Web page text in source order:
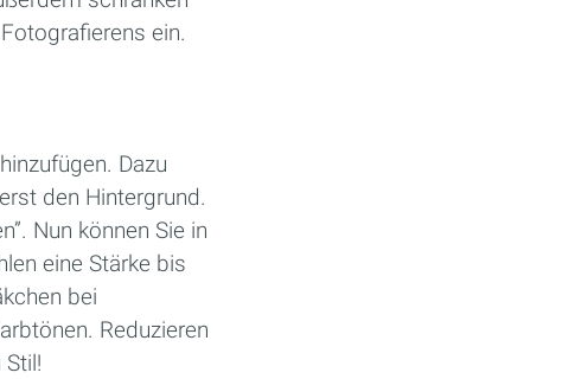
ein.
Dazu
den Hintergrund.
Nun können Sie in
eine Stärke bis
bei
Reduzieren